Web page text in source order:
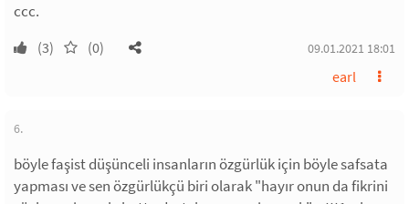
ccc.
(3) (0) 09.01.2021 18:01
earl
6.
böyle faşist düşünceli insanların özgürlük için böyle safsata
yapması ve sen özgürlükçü biri olarak "hayır onun da fikrini